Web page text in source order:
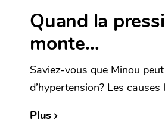
Quand la
monte…
Saviez-vous que Minou
d’hypertension? Les causes
Plus